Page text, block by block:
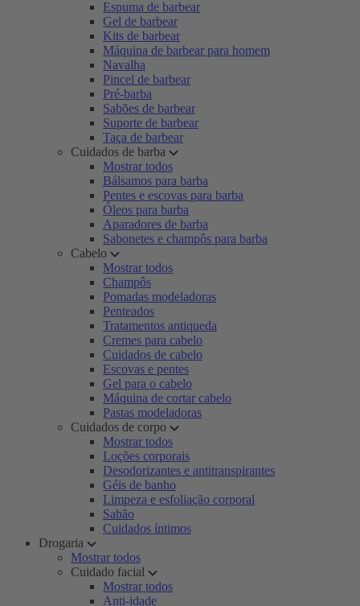
Espuma de barbear
Gel de barbear
Kits de barbear
Máquina de barbear para homem
Navalha
Pincel de barbear
Pré-barba
Sabões de barbear
Suporte de barbear
Taça de barbear
Cuidados de barba
Mostrar todos
Bálsamos para barba
Pentes e escovas para barba
Óleos para barba
Aparadores de barba
Sabonetes e champôs para barba
Cabelo
Mostrar todos
Champôs
Pomadas modeladoras
Penteados
Tratamentos antiqueda
Cremes para cabelo
Cuidados de cabelo
Escovas e pentes
Gel para o cabelo
Máquina de cortar cabelo
Pastas modeladoras
Cuidados de corpo
Mostrar todos
Loções corporais
Desodorizantes e antitranspirantes
Géis de banho
Limpeza e esfoliação corporal
Sabão
Cuidados íntimos
Drogaria
Mostrar todos
Cuidado facial
Mostrar todos
Anti-idade